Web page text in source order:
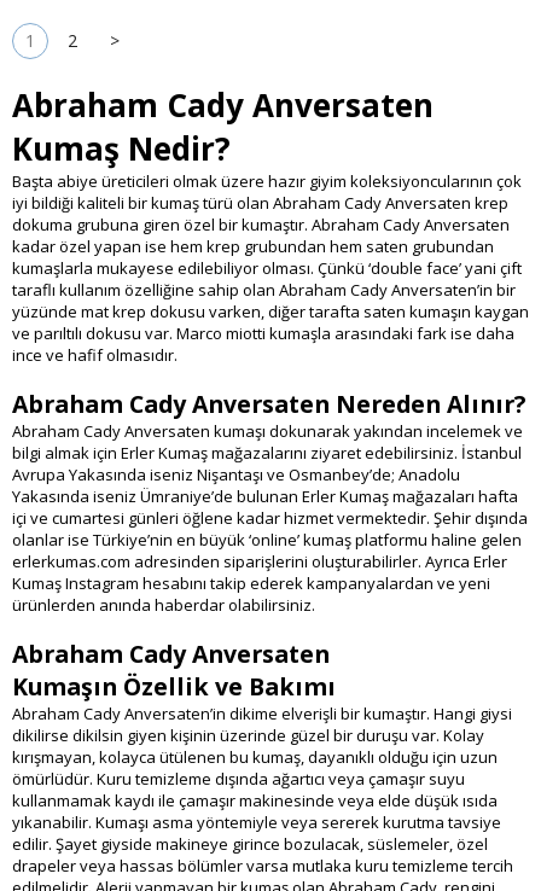
1 2 >
Abraham Cady Anversaten
Kumaş Nedir?
Başta abiye üreticileri olmak üzere hazır giyim koleksiyoncularının çok
iyi bildiği kaliteli bir kumaş türü olan Abraham Cady Anversaten krep
dokuma grubuna giren özel bir kumaştır. Abraham Cady Anversaten
kadar özel yapan ise hem krep grubundan hem saten grubundan
kumaşlarla mukayese edilebiliyor olması. Çünkü ‘double face’ yani çift
taraflı kullanım özelliğine sahip olan Abraham Cady Anversaten’in bir
yüzünde mat krep dokusu varken, diğer tarafta saten kumaşın kaygan
ve parıltılı dokusu var. Marco miotti kumaşla arasındaki fark ise daha
ince ve hafif olmasıdır.
Abraham Cady Anversaten Nereden Alınır?
Abraham Cady Anversaten kumaşı dokunarak yakından incelemek ve
bilgi almak için Erler Kumaş mağazalarını ziyaret edebilirsiniz. İstanbul
Avrupa Yakasında iseniz Nişantaşı ve Osmanbey’de; Anadolu
Yakasında iseniz Ümraniye’de bulunan Erler Kumaş mağazaları hafta
içi ve cumartesi günleri öğlene kadar hizmet vermektedir. Şehir dışında
olanlar ise Türkiye’nin en büyük ‘online’ kumaş platformu haline gelen
erlerkumas.com adresinden siparişlerini oluşturabilirler. Ayrıca Erler
Kumaş Instagram hesabını takip ederek kampanyalardan ve yeni
ürünlerden anında haberdar olabilirsiniz.
Abraham Cady Anversaten
Kumaşın Özellik ve Bakımı
Abraham Cady Anversaten’in dikime elverişli bir kumaştır. Hangi giysi
dikilirse dikilsin giyen kişinin üzerinde güzel bir duruşu var. Kolay
kırışmayan, kolayca ütülenen bu kumaş, dayanıklı olduğu için uzun
ömürlüdür. Kuru temizleme dışında ağartıcı veya çamaşır suyu
kullanmamak kaydı ile çamaşır makinesinde veya elde düşük ısıda
yıkanabilir. Kumaşı asma yöntemiyle veya sererek kurutma tavsiye
edilir. Şayet giyside makineye girince bozulacak, süslemeler, özel
drapeler veya hassas bölümler varsa mutlaka kuru temizleme tercih